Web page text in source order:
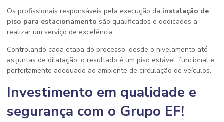
Os profissionais responsáveis pela execução da instalação de
piso para estacionamento são qualificados e dedicados a
realizar um serviço de excelência.
Controlando cada etapa do processo, desde o nivelamento até
as juntas de dilatação, o resultado é um piso estável, funcional e
perfeitamente adequado ao ambiente de circulação de veículos.
Investimento em qualidade e
segurança com o Grupo EF!